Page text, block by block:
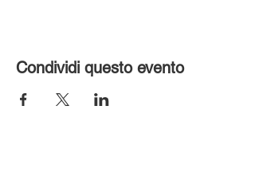
Condividi questo evento